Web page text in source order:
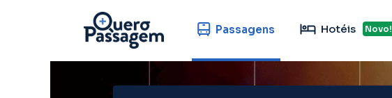
Passagens Hotéis Novo!